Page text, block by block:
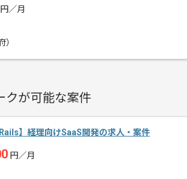
のコ
円／月
）
クが可能な案件
】経理向けSaaS開発の求人・案件
円／月